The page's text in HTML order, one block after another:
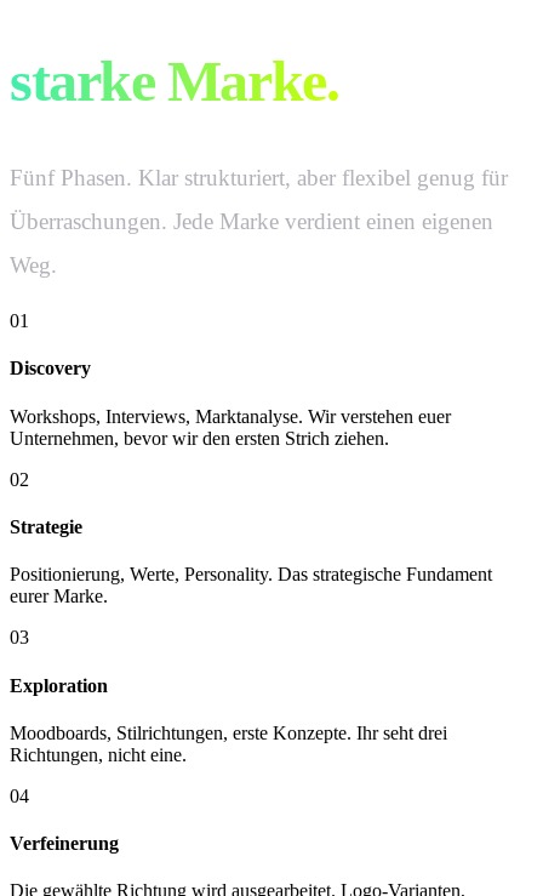
starke Marke.
Fünf Phasen. Klar strukturiert, aber flexibel genug für
Überraschungen. Jede Marke verdient einen eigenen
Weg.
01
Discovery
Workshops, Interviews, Marktanalyse. Wir verstehen euer
Unternehmen, bevor wir den ersten Strich ziehen.
02
Strategie
Positionierung, Werte, Personality. Das strategische Fundament
eurer Marke.
03
Exploration
Moodboards, Stilrichtungen, erste Konzepte. Ihr seht drei
Richtungen, nicht eine.
04
Verfeinerung
Die gewählte Richtung wird ausgearbeitet. Logo-Varianten,